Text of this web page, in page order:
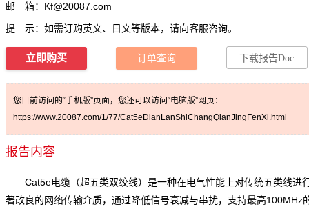
邮 箱： Kf@20087.com
提 示：如需订购英文、日文等版本，请向客服咨询。
立即购买 订单查询 下载报告Doc
您目前访问的“手机版”页面，您还可以访问“电脑版”网页：
https://www.20087.com/1/77/Cat5eDianLanShiChangQianJingFenXi.html
报告内容
Cat5e电缆（超五类双绞线）是一种在电气性能上对传统五类线进
著改良的网络传输介质，通过降低信号衰减与串扰，支持最高100MHz